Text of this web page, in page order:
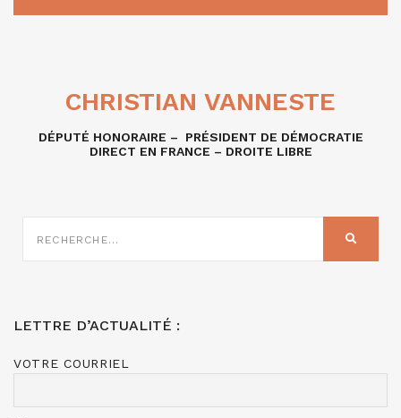
CHRISTIAN VANNESTE
DÉPUTÉ HONORAIRE – PRÉSIDENT DE DÉMOCRATIE
DIRECT EN FRANCE – DROITE LIBRE
RECHERCHE
SUR
LETTRE D’ACTUALITÉ :
VOTRE COURRIEL